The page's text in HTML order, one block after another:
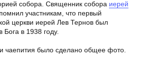
собора. Священник собора иерей
участникам, что первый
церкви иерей Лев Тернов был
Бога в 1938 году.
чаепития было сделано общее фото.